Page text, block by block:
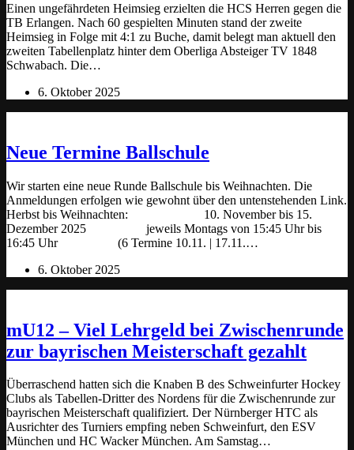
Einen ungefährdeten Heimsieg erzielten die HCS Herren gegen die
TB Erlangen. Nach 60 gespielten Minuten stand der zweite
Heimsieg in Folge mit 4:1 zu Buche, damit belegt man aktuell den
zweiten Tabellenplatz hinter dem Oberliga Absteiger TV 1848
Schwabach. Die…
6. Oktober 2025
Neue Termine Ballschule
Wir starten eine neue Runde Ballschule bis Weihnachten. Die
Anmeldungen erfolgen wie gewohnt über den untenstehenden Link.
Herbst bis Weihnachten: 10. November bis 15.
Dezember 2025 jeweils Montags von 15:45 Uhr bis
16:45 Uhr (6 Termine 10.11. | 17.11.…
6. Oktober 2025
mU12 – Viel Lehrgeld bei Zwischenrunde
zur bayrischen Meisterschaft gezahlt
Überraschend hatten sich die Knaben B des Schweinfurter Hockey
Clubs als Tabellen-Dritter des Nordens für die Zwischenrunde zur
bayrischen Meisterschaft qualifiziert. Der Nürnberger HTC als
Ausrichter des Turniers empfing neben Schweinfurt, den ESV
München und HC Wacker München. Am Samstag…